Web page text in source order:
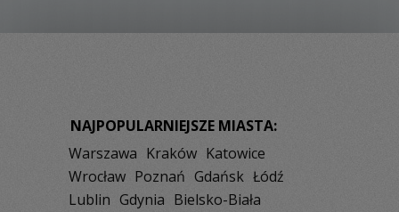
NAJPOPULARNIEJSZE MIASTA:
Warszawa Kraków Katowice
Wrocław Poznań Gdańsk Łódź
Lublin Gdynia Bielsko-Biała